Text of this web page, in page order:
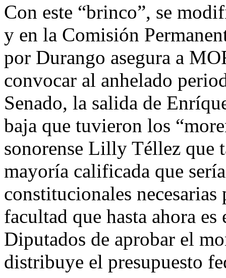
Con este “brinco”, se
y en la Comisión
por Durango asegura a
convocar al anhelado
Senado, la salida de
baja que tuvieron los
sonorense Lilly Téllez que
mayoría calificada que
constitucionales
facultad que hasta ahora
Diputados de aprobar el
distribuye el presupuesto